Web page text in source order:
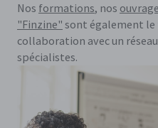
Nos formations, nos
"Finzine" sont également
collaboration avec un
spécialistes.